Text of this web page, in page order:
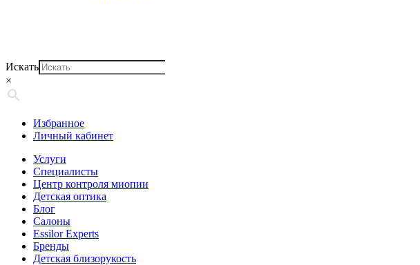
Искать
×
Избранное
Личный кабинет
Услуги
Специалисты
Центр контроля миопии
Детская оптика
Блог
Салоны
Essilor Experts
Бренды
Детская близорукость